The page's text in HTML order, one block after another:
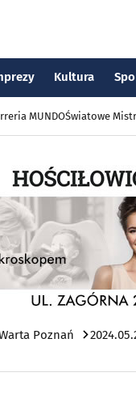
Kultura
MUNDOŚwiatowe
Poznań